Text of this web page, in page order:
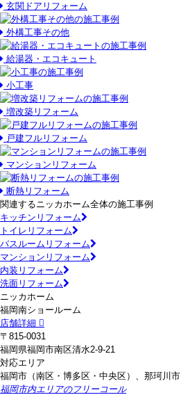
玄関ドアリフォーム
外構工事その他
給湯器・エコキュート
小工事
増改築リフォーム
戸建フルリフォーム
マンションリフォーム
断熱リフォーム
関連するニッカホーム全体の施工事例
キッチンリフォーム
トイレリフォーム
バスルームリフォーム
マンションリフォーム
内装リフォーム
洗面リフォーム
ニッカホーム
福岡南ショールーム
店舗詳細
〒815-0031
福岡県福岡市南区清水2-9-21
対応エリア
福岡市（南区・博多区・中央区）、那珂川市
福岡市内エリアのフリーコール